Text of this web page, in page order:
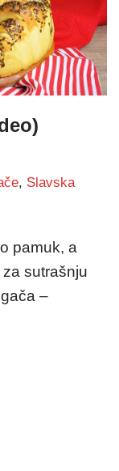
, Slavska
pamuk, a
sutrašnju
–